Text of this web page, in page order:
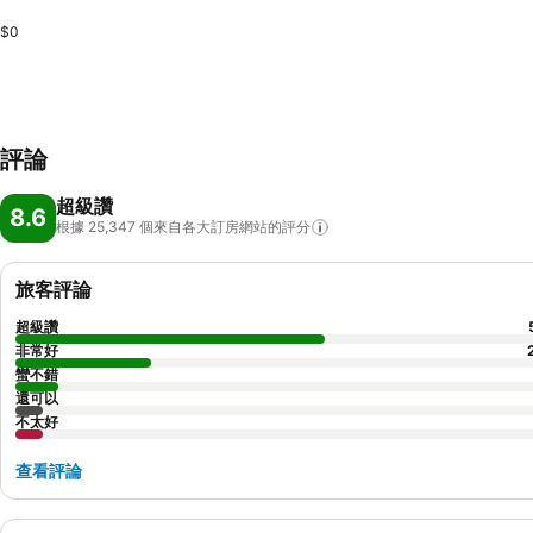
$0
評論
8.6 超級讚
根據 25,347 個來自各大訂房網站的評分
旅客評論
超級讚
非常好
蠻不錯
還可以
不太好
查看評論